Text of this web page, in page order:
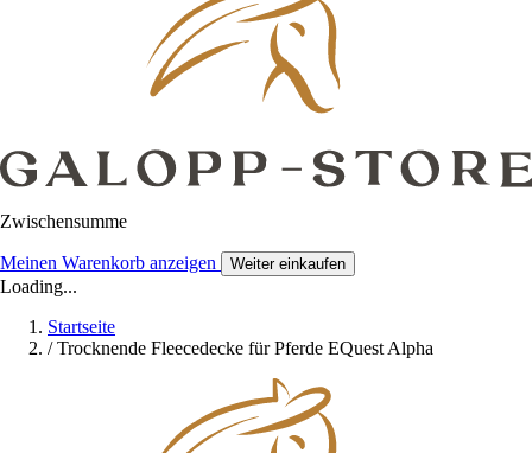
Zwischensumme
Meinen Warenkorb anzeigen Weiter einkaufen
Loading...
Startseite
/ Trocknende Fleecedecke für Pferde EQuest Alpha